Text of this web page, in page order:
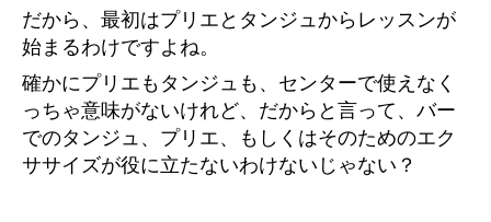
だから、最初はプリエとタンジュからレッスンが
始まるわけですよね。
確かにプリエもタンジュも、センターで使えなく
っちゃ意味がないけれど、だからと言って、バー
でのタンジュ、プリエ、もしくはそのためのエク
ササイズが役に立たないわけないじゃない？